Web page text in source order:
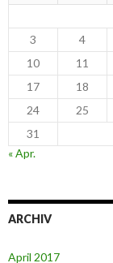
3
4
10
11
17
18
24
25
31
« Apr.
ARCHIV
April 2017